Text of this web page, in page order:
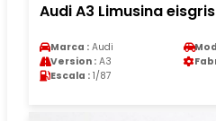
Audi A3 Limusina
Marca : Audi
Version : A3
Escala : 1/87